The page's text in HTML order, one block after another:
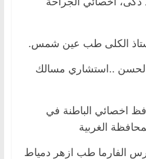
الكلى طب عين شمس.
..استشاري مسالك
اخصائي الباطنة في
الغربية
الفارما طب ازهر دمياط